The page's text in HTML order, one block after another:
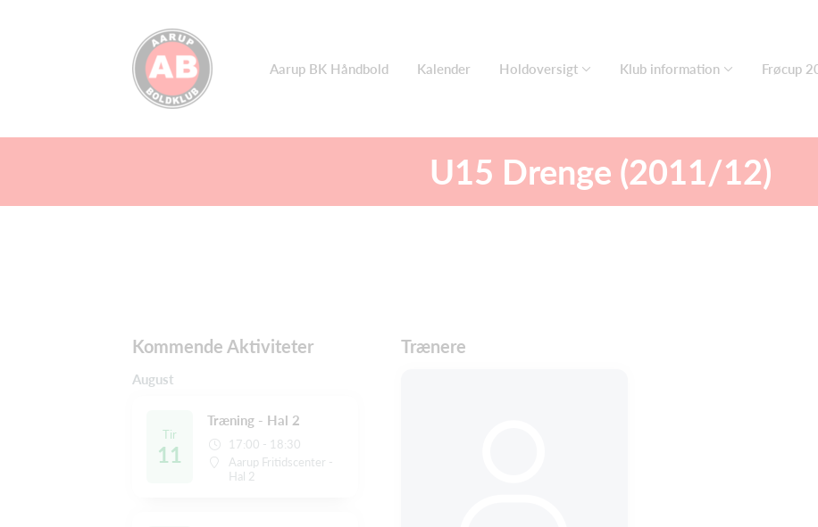
Aarup BK Håndbold Kalender Holdoversigt Klub information Frøcup
U15 Drenge (2011/12)
Kommende Aktiviteter
August
Tir
11
Træning - Hal 2
17:00 - 18:30
Aarup Fritidscenter -
Hal 2
Trænere